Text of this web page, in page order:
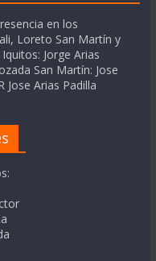
en los
Loreto San Martín y
Jorge Arias
San Martín: Jose
Jose Arias Padilla